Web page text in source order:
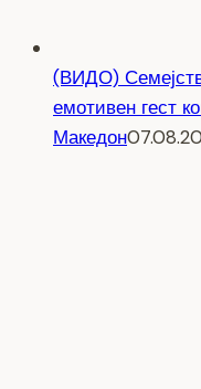
(ВИДО)
емотивен гест
Македон